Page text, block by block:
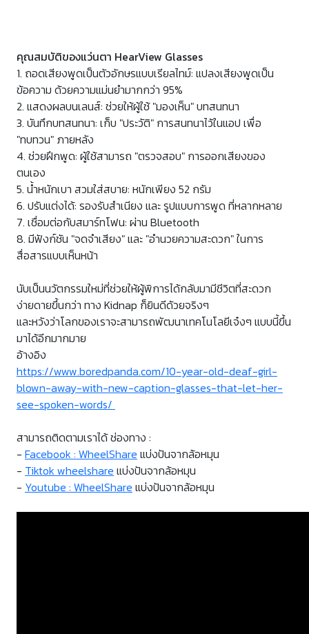
คุณสมบัติของแว่นตา HearView Glasses
1. ถอดเสียงพูดเป็นตัวอักษรแบบเรียลไทม์: แปลงเสียงพูดเป็น
ข้อความ ด้วยความแม่นยำมากกว่า 95%
2. แสดงผลบนเลนส์: ช่วยให้ผู้ใช้ "มองเห็น" บทสนทนา
3. บันทึกบทสนทนา: เก็บ "ประวัติ" การสนทนาไว้ในแอป เพื่อ
"ทบทวน" ภายหลัง
4. ช่วยฝึกพูด: ผู้ใช้สามารถ "ตรวจสอบ" การออกเสียงของ
ตนเอง
5. น้ำหนักเบา สวมใส่สบาย: หนักเพียง 52 กรัม
6. ปรับแต่งได้: รองรับสำเนียง และ รูปแบบการพูด ที่หลากหลาย
7. เชื่อมต่อกับสมาร์ทโฟน: ผ่าน Bluetooth
8. มีฟังก์ชัน "จดจำเสียง" และ "อำนวยความสะดวก" ในการ
สื่อสารแบบเห็นหน้า
นับเป็นนวัตกรรมใหม่ที่ช่วยให้ผู้พิการได้กลับมามีชีวิตที่สะดวก
ง่ายดายขึ้นกว่า ทาง Kidnap ก็ยินดีด้วยจริงๆ
และหวังว่าโลกของเราจะสามารถพัฒนาเทคโนโลยีเจ๋งๆ แบบนี้ขึ้น
มาได้อีกมากมาย
อ้างอิง
https://www.boredpanda.com/10-year-old-deaf-girl-
blown-away-with-new-caption-glasses-that-let-her-
see-spoken-words/
สามารถติดตามเราได้ ช่องทาง :
- Facebook : WheelShare แบ่งปันจากล้อหมุน
- Tiktok wheelshare แบ่งปันจากล้อหมุน
- Youtube : WheelShare แบ่งปันจากล้อหมุน